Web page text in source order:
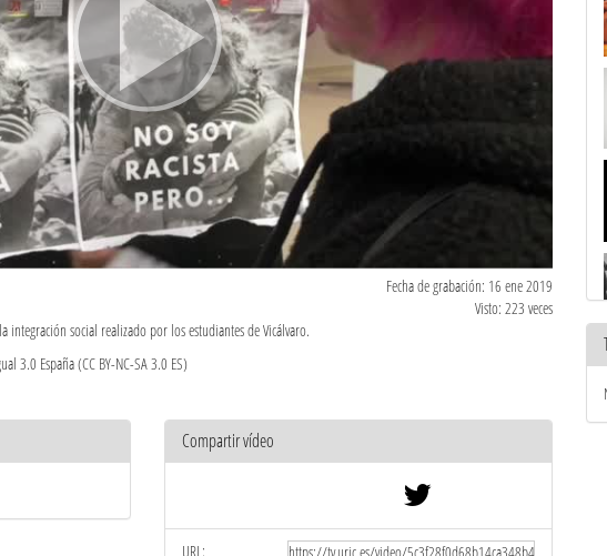
Fecha de grabación: 16 ene 2019
Visto: 223 veces
integración social realizado por los estudiantes de Vicálvaro.
3.0 España (CC BY-NC-SA 3.0 ES)
Compartir vídeo
URL: